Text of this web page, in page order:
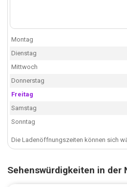
Montag
Dienstag
Mittwoch
Donnerstag
Freitag
Samstag
Sonntag
Die Ladenöffnungszeiten können sich
Sehenswürdigkeiten in der